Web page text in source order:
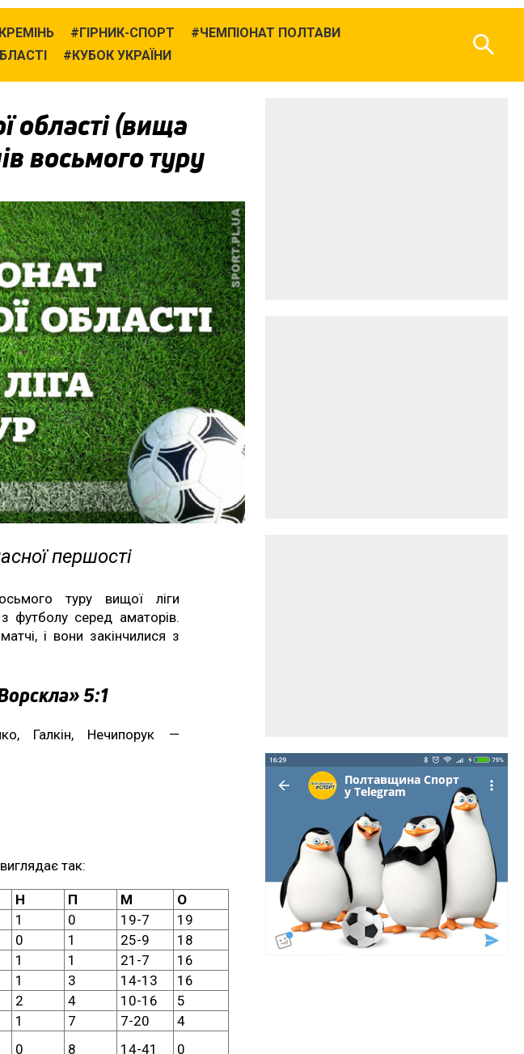
КРЕМІНЬ ГІРНИК-СПОРТ
ЧЕМПІОНАТ ПОЛТАВИ
КУБОК УКРАЇНИ
області (вища
восьмого туру
першості
туру вищої ліги
футболу серед аматорів.
і вони закінчилися з
5:1
Галкін, Нечипорук —
так:
Н П М
О
1 0 19-7
19
0 1 25-9
18
1 1 21-7
16
1 3 14-13
16
2 4 10-16
5
1 7 7-20
4
0 8 14-41 0